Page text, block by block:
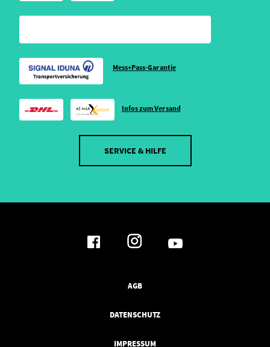
Mess+Pass-Garantie
Infos zum Versand
SERVICE & HILFE
AGB
DATENSCHUTZ
IMPRESSUM